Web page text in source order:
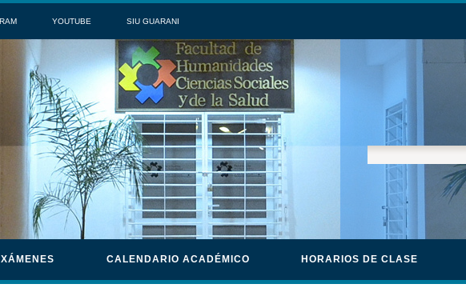
YOUTUBE SIU GUARANI
CALENDARIO ACADÉMICO HORARIOS DE CLASE